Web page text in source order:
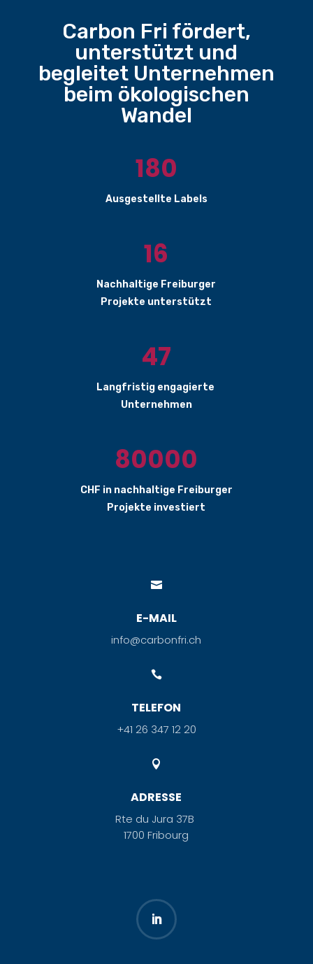
Carbon Fri fördert,
unterstützt und
begleitet Unternehmen
beim ökologischen
Wandel
180
Ausgestellte Labels
16
Nachhaltige Freiburger
Projekte unterstützt
47
Langfristig engagierte
Unternehmen
80000
CHF in nachhaltige Freiburger
Projekte investiert

E-MAIL
info@carbonfri.ch

TELEFON
+41 26 347 12 20

ADRESSE
Rte du Jura 37B
1700 Fribourg